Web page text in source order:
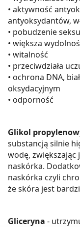
• aktywność
antyoksydantów,
• pobudzenie
• większa
• witalność
• przeciwdziała
• ochrona DNA,
oksydacyjnym
• odporność
Glikol
substancją silnie
wodę,
naskórka.
naskórka czyli
że skóra jest
Gliceryna -